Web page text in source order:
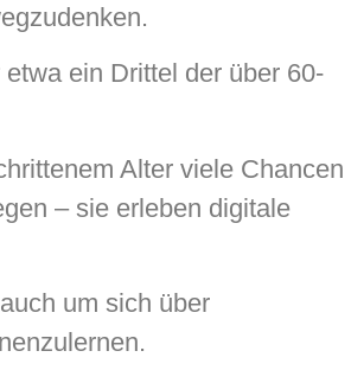
ein Drittel der über 60-
Alter viele Chancen
– sie erleben digitale
um sich über